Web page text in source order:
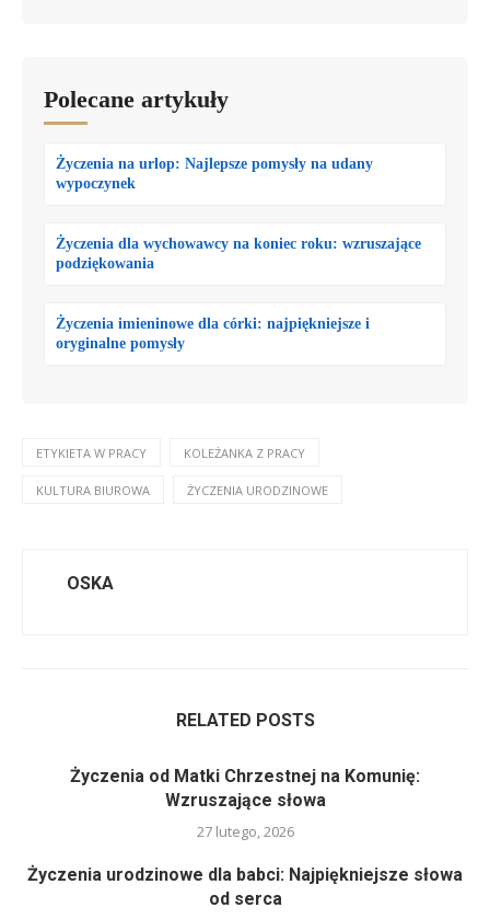
Polecane artykuły
Życzenia na urlop: Najlepsze pomysły na udany
wypoczynek
Życzenia dla wychowawcy na koniec roku: wzruszające
podziękowania
Życzenia imieninowe dla córki: najpiękniejsze i
oryginalne pomysły
ETYKIETA W PRACY KOLEŻANKA Z PRACY
KULTURA BIUROWA ŻYCZENIA URODZINOWE
OSKA
RELATED POSTS
Życzenia od Matki Chrzestnej na Komunię:
Wzruszające słowa
27 lutego, 2026
Życzenia urodzinowe dla babci: Najpiękniejsze słowa
od serca